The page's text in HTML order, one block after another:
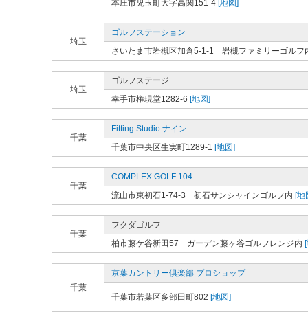
本庄市児玉町大字高関151-4 [地図]
埼玉
ゴルフステーション
さいたま市岩槻区加倉5-1-1 岩槻ファミリーゴルフ
埼玉
ゴルフステージ
幸手市権現堂1282-6 [地図]
千葉
Fitting Studio ナイン
千葉市中央区生実町1289-1 [地図]
千葉
COMPLEX GOLF 104
流山市東初石1-74-3 初石サンシャインゴルフ内 [地
千葉
フクダゴルフ
柏市藤ケ谷新田57 ガーデン藤ヶ谷ゴルフレンジ内
千葉
京葉カントリー倶楽部 プロショップ
千葉市若葉区多部田町802 [地図]